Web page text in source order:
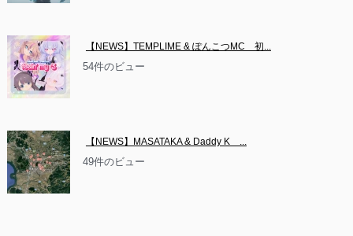
【NEWS】TEMPLIME & ぽんこつMC　初...
54件のビュー
【NEWS】MASATAKA & Daddy K　...
49件のビュー